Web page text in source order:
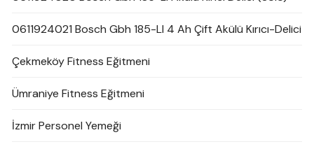
0611924021 Bosch Gbh 185-LI 4 Ah Çift Akülü Kırıcı-Delici
Çekmeköy Fitness Eğitmeni
Ümraniye Fitness Eğitmeni
İzmir Personel Yemeği